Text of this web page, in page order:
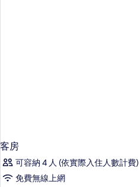
客房
可容納 4 人 (依實際入住人數計費)
免費無線上網